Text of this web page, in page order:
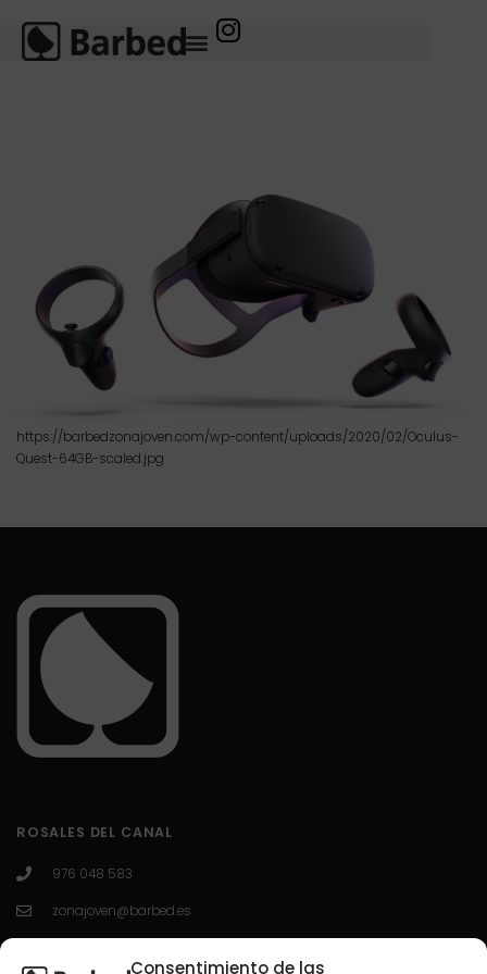
Consentimiento de las
https://barbedzonajoven.com/wp-content/uploads/2020/02/Oculus-
Quest-64GB-scaled.jpg
ROSALES DEL CANAL
976 048 583
zonajoven@barbed.es